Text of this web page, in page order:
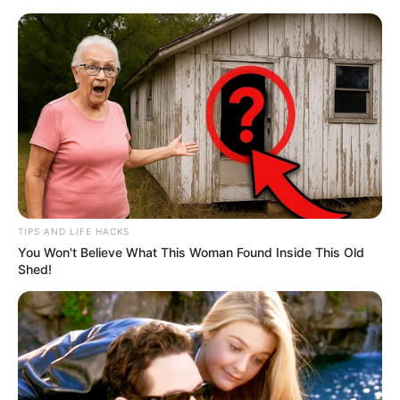
au
contenu LE MEILLEUR PRONOSTIC
La Base du QUINTÉ au Special Tocard du PMU
Menu
QUINTÉ PRIX DES HELLEBORES
TIPS AND LIFE HACKS
You Won't Believe What This Woman Found Inside This Old
Shed!